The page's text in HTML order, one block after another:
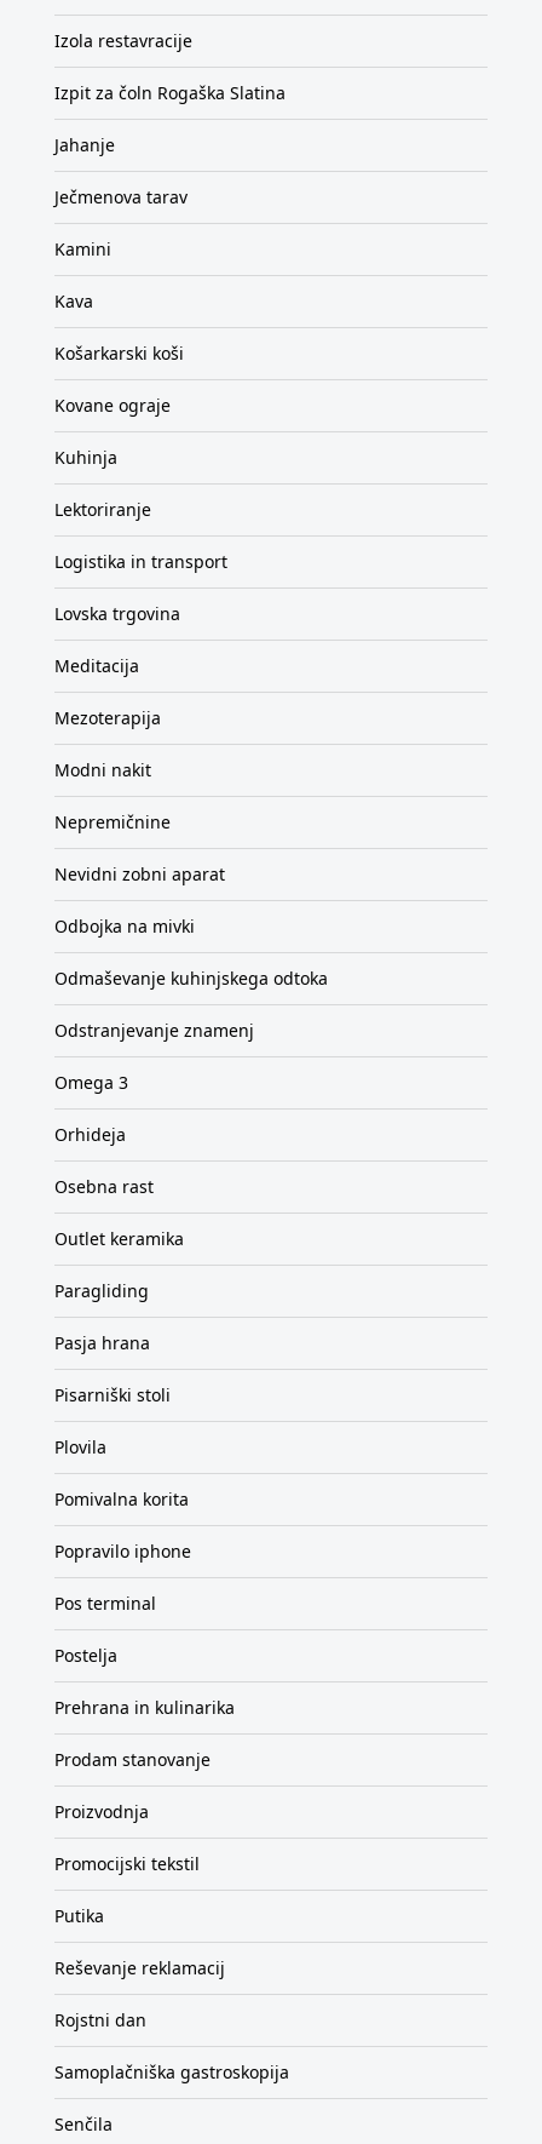
Izola restavracije
Izpit za čoln Rogaška Slatina
Jahanje
Ječmenova tarav
Kamini
Kava
Košarkarski koši
Kovane ograje
Kuhinja
Lektoriranje
Logistika in transport
Lovska trgovina
Meditacija
Mezoterapija
Modni nakit
Nepremičnine
Nevidni zobni aparat
Odbojka na mivki
Odmaševanje kuhinjskega odtoka
Odstranjevanje znamenj
Omega 3
Orhideja
Osebna rast
Outlet keramika
Paragliding
Pasja hrana
Pisarniški stoli
Plovila
Pomivalna korita
Popravilo iphone
Pos terminal
Postelja
Prehrana in kulinarika
Prodam stanovanje
Proizvodnja
Promocijski tekstil
Putika
Reševanje reklamacij
Rojstni dan
Samoplačniška gastroskopija
Senčila